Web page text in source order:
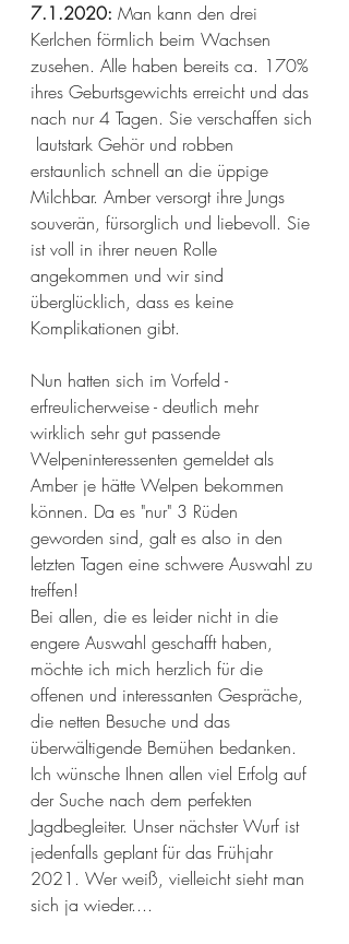
7.1.2020: Man kann den drei
Kerlchen förmlich beim Wachsen
zusehen. Alle haben bereits ca. 170%
ihres Geburtsgewichts erreicht und das
nach nur 4 Tagen. Sie verschaffen sich
lautstark Gehör und robben
erstaunlich schnell an die üppige
Milchbar. Amber versorgt ihre Jungs
souverän, fürsorglich und liebevoll. Sie
ist voll in ihrer neuen Rolle
angekommen und wir sind
überglücklich, dass es keine
Komplikationen gibt.
Nun hatten sich im Vorfeld -
erfreulicherweise - deutlich mehr
wirklich sehr gut passende
Welpeninteressenten gemeldet als
Amber je hätte Welpen bekommen
können. Da es "nur" 3 Rüden
geworden sind, galt es also in den
letzten Tagen eine schwere Auswahl zu
treffen!
Bei allen, die es leider nicht in die
engere Auswahl geschafft haben,
möchte ich mich herzlich für die
offenen und interessanten Gespräche,
die netten Besuche und das
überwältigende Bemühen bedanken.
Ich wünsche Ihnen allen viel Erfolg auf
der Suche nach dem perfekten
Jagdbegleiter. Unser nächster Wurf ist
jedenfalls geplant für das Frühjahr
2021. Wer weiß, vielleicht sieht man
sich ja wieder....